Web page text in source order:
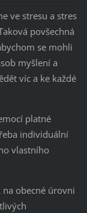
ve stresu a stres
povšechná
se mohli
myšlení a
víc a ke každé
platné
individuální
vlastního
obecné úrovni